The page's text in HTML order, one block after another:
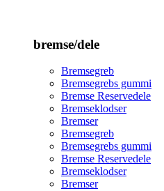
bremse/dele
Bremsegreb
Bremsegrebs gummi
Bremse Reservedele
Bremseklodser
Bremser
Bremsegreb
Bremsegrebs gummi
Bremse Reservedele
Bremseklodser
Bremser